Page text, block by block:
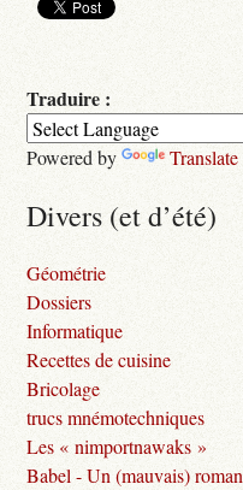
Traduire :
Powered by Translate
Divers (et d’été)
Géométrie
Dossiers
Informatique
Recettes de cuisine
Bricolage
trucs mnémotechniques
Les « nimportnawaks »
Babel - Un (mauvais)